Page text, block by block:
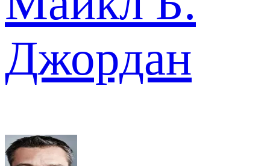
Джордан